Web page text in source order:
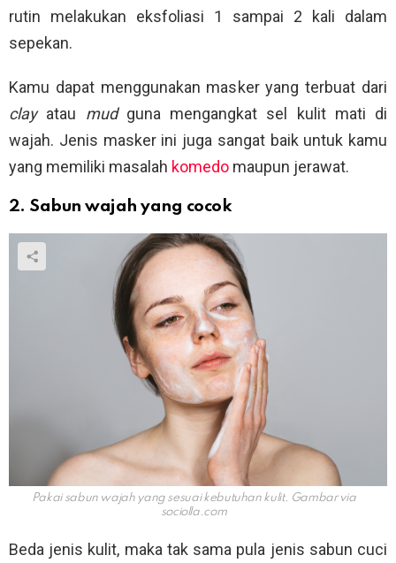
rutin melakukan eksfoliasi 1 sampai 2 kali dalam
sepekan.
Kamu dapat menggunakan masker yang terbuat dari
clay atau mud guna mengangkat sel kulit mati di
wajah. Jenis masker ini juga sangat baik untuk kamu
yang memiliki masalah komedo maupun jerawat.
2. Sabun wajah yang cocok
Pakai sabun wajah yang sesuai kebutuhan kulit. Gambar via
sociolla.com
Beda jenis kulit, maka tak sama pula jenis sabun cuci